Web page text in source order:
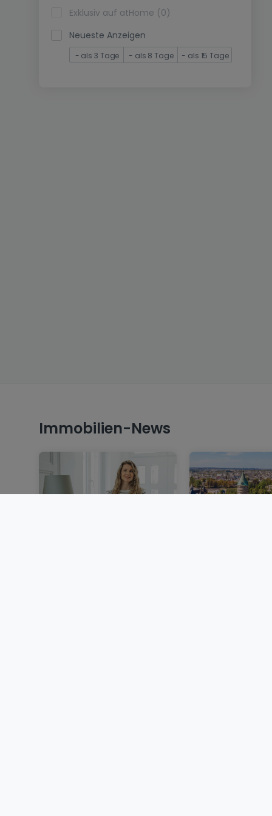
Exklusiv auf atHome (0)
Neueste Anzeigen
- als 3 Tage - als 8 Tage - als 15 Tage
Immobilien-News